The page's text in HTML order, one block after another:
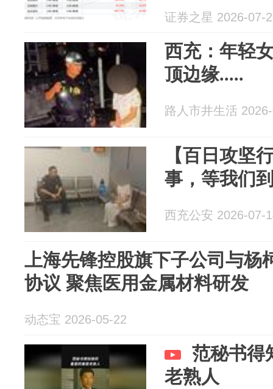
证券之星 2026-07-
西充：年轻
顶边缘.....
路人市井生活
【百日攻坚
事，等我们
西充公安 2026-07-
上海先锋控股旗下子公司与杨
协议 聚焦医用金属材料研发
动态宝 2026-05-22
范秘书得
老熟人